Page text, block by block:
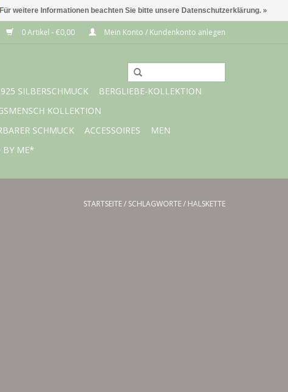
0 Artikel - €0,00 Mein Konto / Kundenkonto anlegen
925 SILBERSCHMUCK
BERGLIEBE-KOLLEKTION
KOLLEKTION
SCHMUCK ACCESSOIRES
MEN
BY ME*
STARTSEITE/ SCHLAGWORTE/ HALSKETTE
Für weitere Informationen beachten Sie bitte unsere Datenschutzerklärung. »